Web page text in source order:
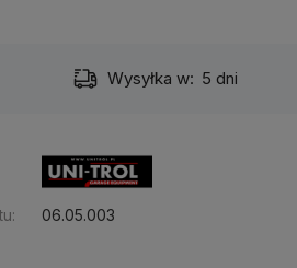
Wysyłka w: 5 dni
06.05.003